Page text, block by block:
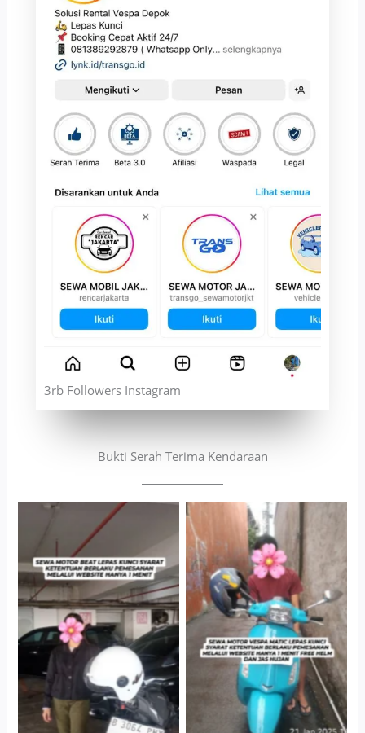
3rb Followers Instagram
Bukti Serah Terima Kendaraan
Cityplaza Jatinegara
Gedung Parkir P6A
Antar Jemput Kendaraan